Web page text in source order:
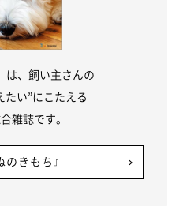
は、飼い主さんの
たい”にこたえる
雑誌です。
きもち』